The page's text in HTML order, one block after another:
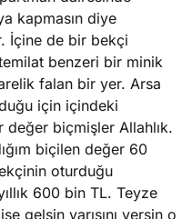
kapmasın diye
İçine de bir bekçi
benzeri bir minik
falan bir yer. Arsa
için içindeki
biçmişler Allahlık.
biçilen değer 60
oturduğu
600 bin TL. Teyze
gelsin yarısını versin o